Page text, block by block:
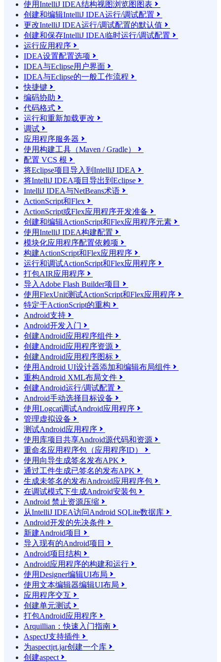
使用IntelliJ IDEA结构视图浏览图图表 
创建和编辑IntelliJ IDEA运行/调试配置 
更改IntelliJ IDEA运行/调试配置的默认值 
创建和保存IntelliJ IDEA临时运行/调试配置 
运行应用程序 
IDEA设置配置选项 
IDEA与Eclipse用户界面 
IDEA与Eclipse的一般工作流程 
快捷键 
编码协助 
代码格式 
运行和重新加载更改 
调试 
应用程序服务器 
使用构建工具（Maven / Gradle） 
配置 VCS 根 
将Eclipse项目导入到IntelliJ IDEA 
将IntelliJ IDEA项目导出到Eclipse 
IntelliJ IDEA与NetBeans术语 
ActionScript和Flex 
ActionScript或Flex应用程序开发准备 
创建和编辑ActionScript和Flex应用程序元素 
使用IntelliJ IDEA构建配置 
模块化应用程序配置依赖项 
构建ActionScript和Flex应用程序 
运行和调试ActionScript和Flex应用程序 
打包AIR应用程序 
导入Adobe Flash Builder项目 
使用FlexUnit测试ActionScript和Flex应用程序 
特定于ActionScript的重构 
Android支持 
Android开发入门 
创建Android应用程序组件 
创建Android应用程序资源 
创建Android应用程序图标 
使用Android UI设计器添加和编辑布局组件 
重构Android XML布局文件 
创建Android运行/调试配置 
Android手动选择目标设备 
使用Logcat调试Android应用程序 
管理虚拟设备 
测试Android应用程序 
使用库项目共享Android源代码和资源 
重命名应用程序包（应用程序ID） 
使用向导生成签名发布APK 
通过工件生成已签名的发布APK 
生成未签名的发布Android应用程序包 
在调试模式下生成Android安装包 
Android 禁止资源压缩 
从IntelliJ IDEA访问Android SQLite数据库 
Android开发的先决条件 
新建Android项目 
导入现有的Android项目 
Android项目结构 
Android应用程序的构建和运行 
使用Designer编辑UI布局 
使用文本编辑器编辑UI布局 
应用程序交互 
创建单元测试 
打包Android应用程序 
Arquillian：快速入门指南 
AspectJ支持插件 
为aspectjrt.jar创建一个库 
创建aspect 